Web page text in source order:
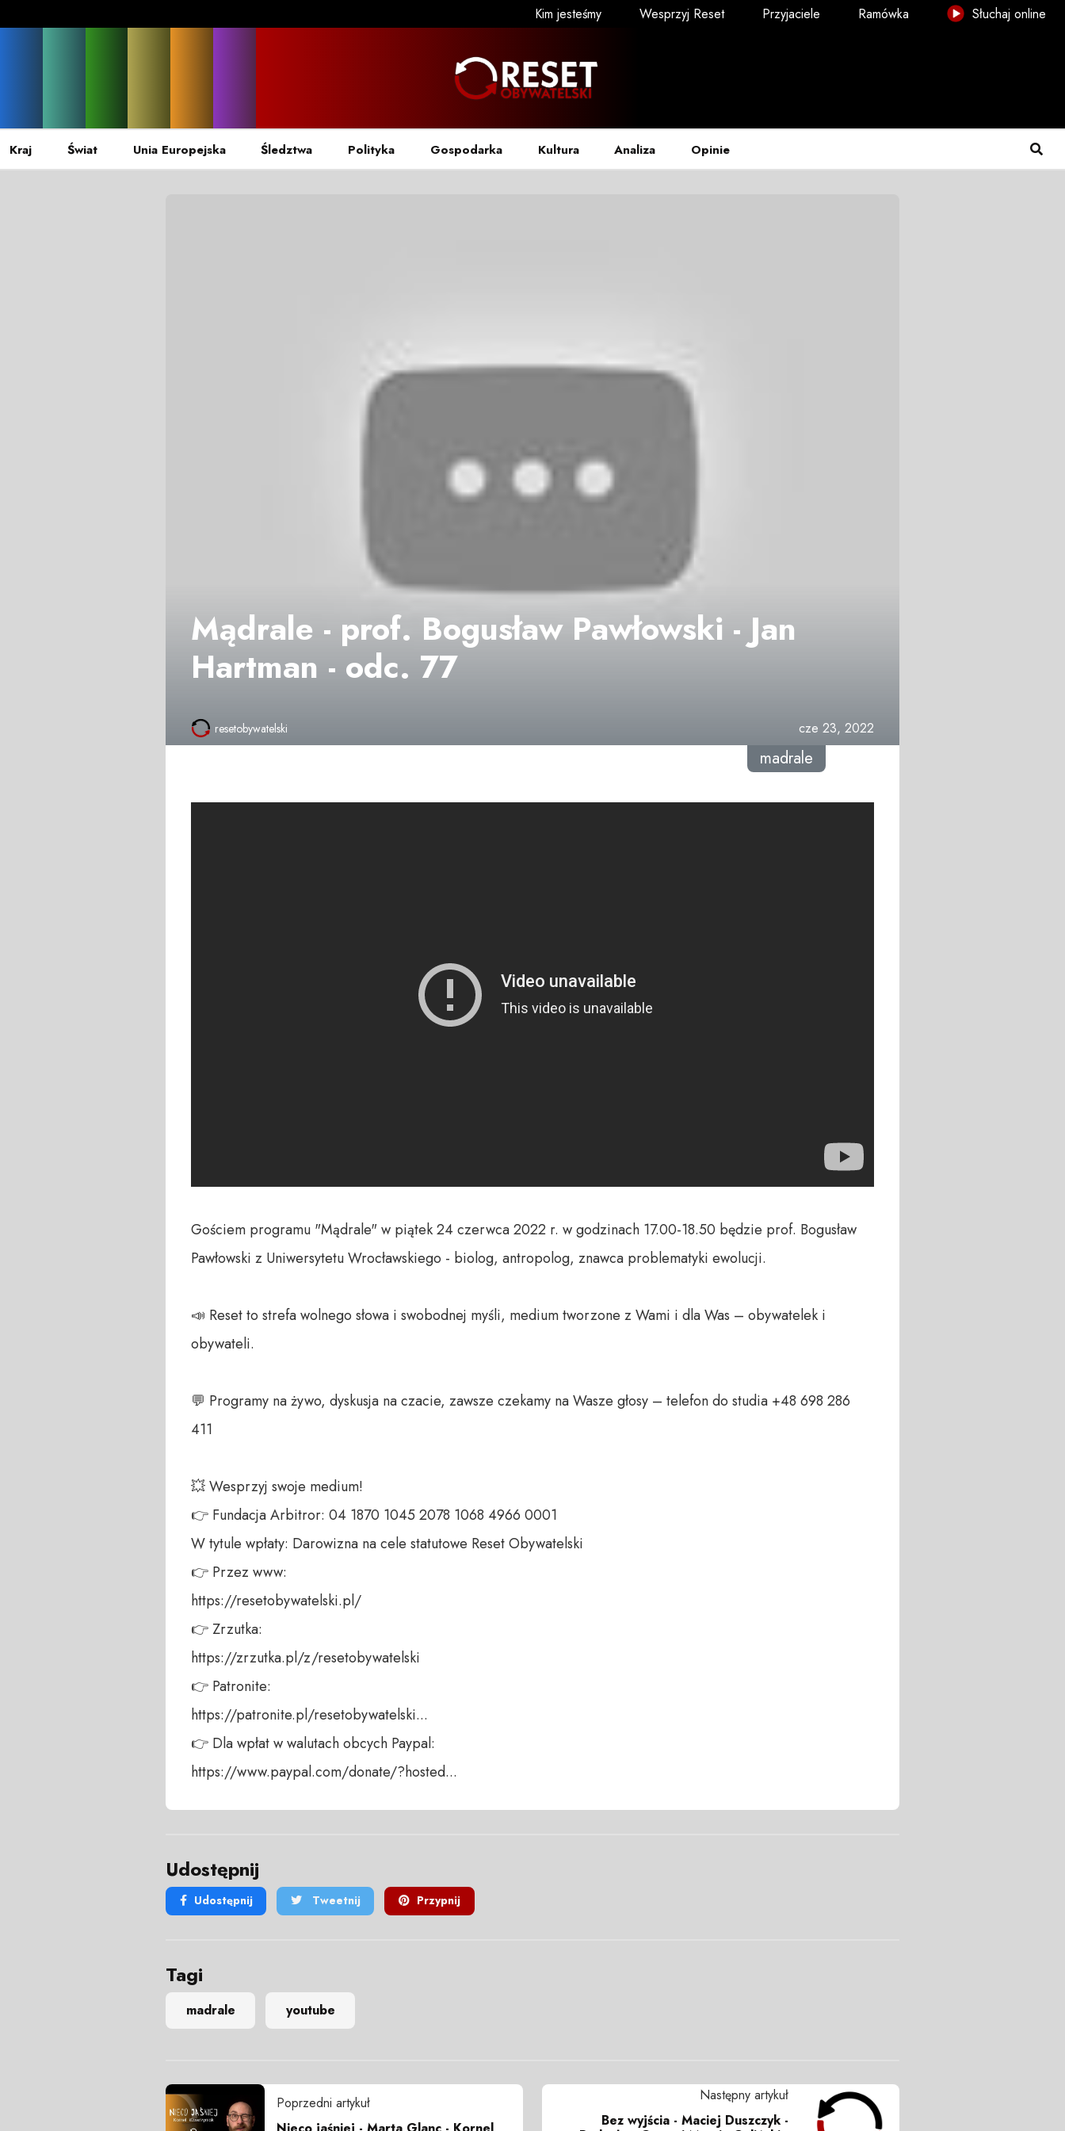
Kim jesteśmy Wesprzyj Reset Przyjaciele Ramówka Słuchaj online
Kraj Świat Unia Europejska Śledztwa Polityka Gospodarka Kultura Analiza Opinie
Mądrale - prof. Bogusław Pawłowski - Jan
Hartman - odc. 77
resetobywatelski cze 23, 2022
madrale
Gościem programu "Mądrale" w piątek 24 czerwca 2022 r. w godzinach 17.00-18.50 będzie prof. Bogusław
Pawłowski z Uniwersytetu Wrocławskiego - biolog, antropolog, znawca problematyki ewolucji.
📣 Reset to strefa wolnego słowa i swobodnej myśli, medium tworzone z Wami i dla Was – obywatelek i
obywateli.
💬 Programy na żywo, dyskusja na czacie, zawsze czekamy na Wasze głosy – telefon do studia +48 698 286
411
💥 Wesprzyj swoje medium!
👉 Fundacja Arbitror: 04 1870 1045 2078 1068 4966 0001
W tytule wpłaty: Darowizna na cele statutowe Reset Obywatelski
👉 Przez www:
https://resetobywatelski.pl/
👉 Zrzutka:
https://zrzutka.pl/z/resetobywatelski
👉 Patronite:
https://patronite.pl/resetobywatelski...
👉 Dla wpłat w walutach obcych Paypal:
https://www.paypal.com/donate/?hosted...
Udostępnij
Udostępnij Tweetnij Przypnij
Tagi
madrale youtube
Poprzedni artykuł
Następny artykuł
Bez wyjścia - Maciej Duszczyk -